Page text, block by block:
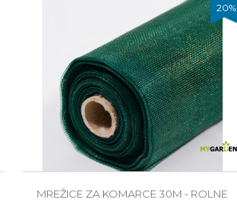
20%
MREŽICE ZA KOMARCE 30M - ROLNE